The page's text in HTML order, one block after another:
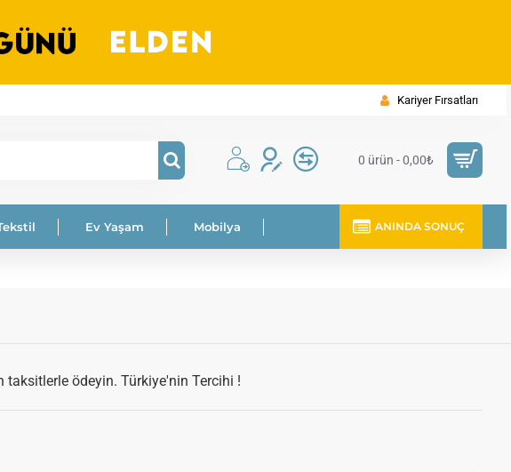
Kariyer Fırsatları
0 ürün - 0,00₺
Ev Yaşam Mobilya ANINDA SONUÇ
taksitlerle ödeyin. Türkiye'nin Tercihi !